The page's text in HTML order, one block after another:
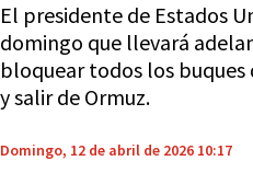
El presidente de Estados
domingo que llevará
bloquear todos los
y salir de Ormuz.
Domingo, 12 de abril de 2026 10:17